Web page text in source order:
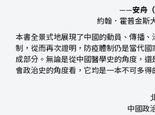
——安舟
約翰．霍普金斯
本書全景式地展現了中國的動員、傳播、
制，從而再次證明，防疫體制仍是當代國
成部分。無論是從中國醫學史的角度，還
會政治史的角度看，它均是一本不可多得
中國政